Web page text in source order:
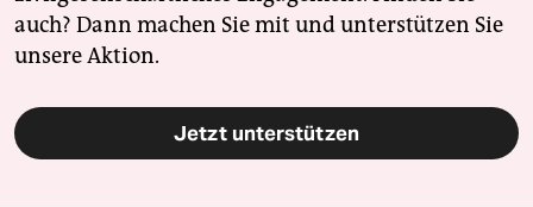
auch? Dann machen Sie mit und unterstützen Sie
unsere Aktion.
Jetzt unterstützen